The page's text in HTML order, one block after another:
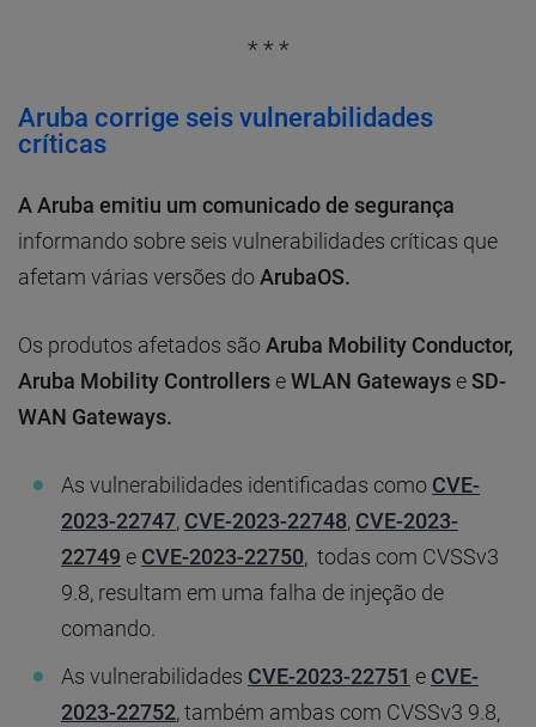
* * *
Aruba corrige seis vulnerabilidades
críticas
A Aruba emitiu um comunicado de segurança
informando sobre seis vulnerabilidades críticas que
afetam várias versões doArubaOS.
Os produtos afetados sãoAruba Mobility Conductor,
Aruba Mobility Controllers eWLAN Gateways eSD-
WAN Gateways.
As vulnerabilidades identificadas como CVE-
2023-22747, CVE-2023-22748, CVE-2023-
22749 e CVE-2023-22750, todas com CVSSv3
9.8, resultam em uma falha de injeção de
comando.
As vulnerabilidades CVE-2023-22751 e CVE-
2023-22752, também ambas com CVSSv3 9.8,